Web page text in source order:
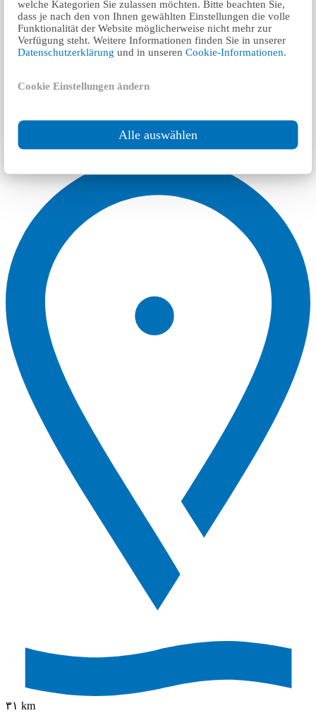
welche Kategorien Sie zulassen möchten. Bitte beachten Sie,
dass je nach den von Ihnen gewählten Einstellungen die volle
Funktionalität der Website möglicherweise nicht mehr zur
Verfügung steht. Weitere Informationen finden Sie in unserer
Datenschutzerklärungund in unserenCookie-Informationen
Cookie Einstellungen ändern
Alle auswählen
٣١ km